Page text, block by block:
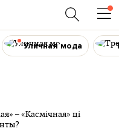
Уличная мода